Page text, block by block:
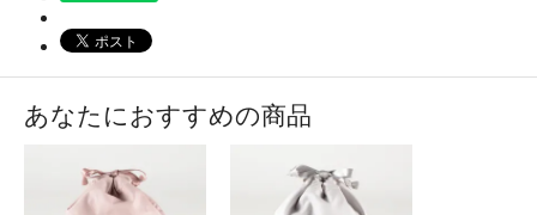
あなたにおすすめの商品